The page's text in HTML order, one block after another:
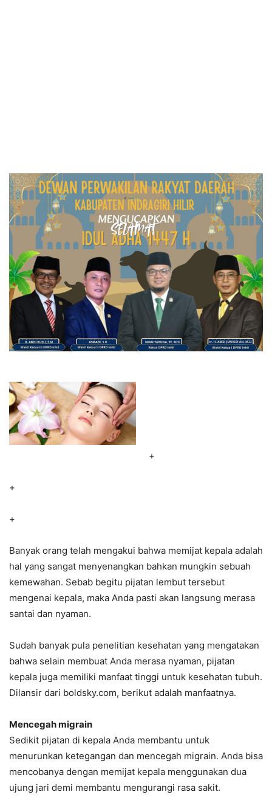
+
+
+
Banyak orang telah mengakui bahwa memijat kepala adalah
hal yang sangat menyenangkan bahkan mungkin sebuah
kemewahan. Sebab begitu pijatan lembut tersebut
mengenai kepala, maka Anda pasti akan langsung merasa
santai dan nyaman.
Sudah banyak pula penelitian kesehatan yang mengatakan
bahwa selain membuat Anda merasa nyaman, pijatan
kepala juga memiliki manfaat tinggi untuk kesehatan tubuh.
Dilansir dari boldsky.com, berikut adalah manfaatnya.
Mencegah migrain
Sedikit pijatan di kepala Anda membantu untuk
menurunkan ketegangan dan mencegah migrain. Anda bisa
mencobanya dengan memijat kepala menggunakan dua
ujung jari demi membantu mengurangi rasa sakit.